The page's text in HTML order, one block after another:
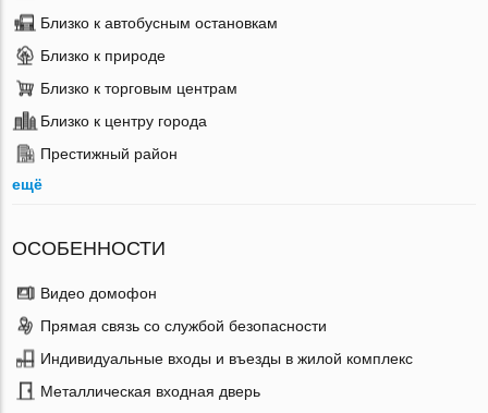
Близко к автобусным остановкам
Близко к природе
Близко к торговым центрам
Близко к центру города
Престижный район
ещё
ОСОБЕННОСТИ
Видео домофон
Прямая связь со службой безопасности
Индивидуальные входы и въезды в жилой комплекс
Металлическая входная дверь